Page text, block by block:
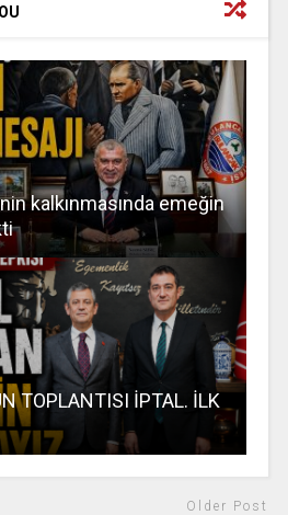
kalkınmasında emeğin
TOPLANTISI İPTAL. İLK
Older Post